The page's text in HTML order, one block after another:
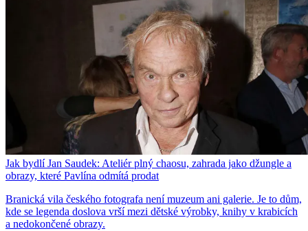
Jak bydlí Jan Saudek: Ateliér plný chaosu, zahrada jako džungle a
obrazy, které Pavlína odmítá prodat
Branická vila českého fotografa není muzeum ani galerie. Je to dům,
kde se legenda doslova vrší mezi dětské výrobky, knihy v krabicích
a nedokončené obrazy.